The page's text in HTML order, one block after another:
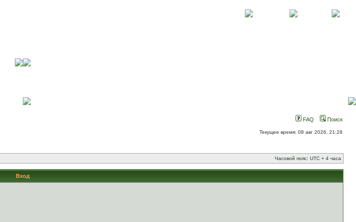
FAQ Поиск
Текущее время: 08 авг 2026, 21:28
Часовой пояс: UTC + 4 часа
Вход